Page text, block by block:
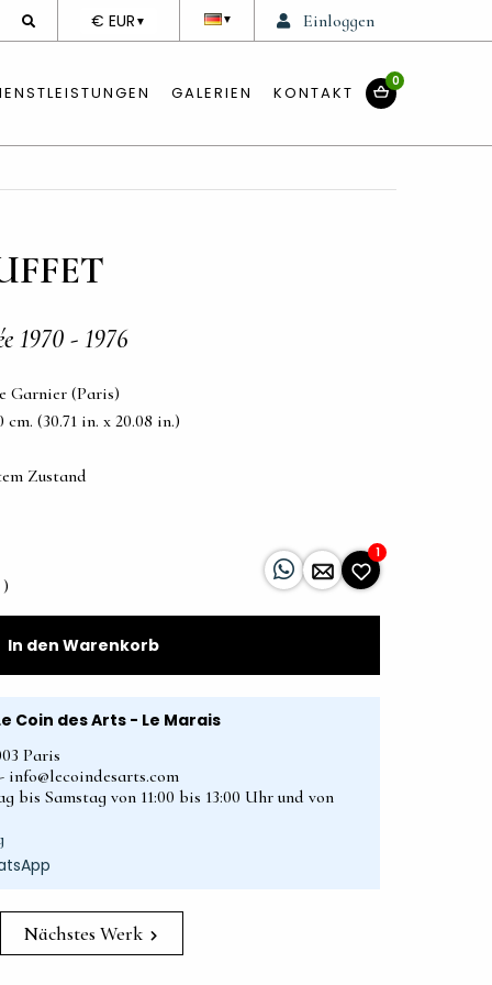
Einloggen
▼
DEVISE
€ EUR ▼
GALERIEN KONTAKT
0
1970 - 1976
Garnier (Paris)
(30.71 in. x 20.08 in.)
Zustand
1
In den Warenkorb
Coin des Arts - Le Marais
Paris
info@lecoindesarts.com
bis Samstag von 11:00 bis 13:00 Uhr und von
Nächstes Werk